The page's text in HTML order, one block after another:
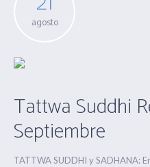
agosto
Tattwa Suddhi
Septiembre
TATTWA SUDDHI y SADHANA: